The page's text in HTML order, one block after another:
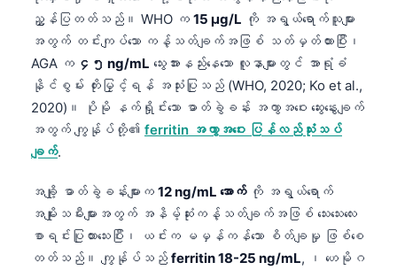
ညွှန်ပြတတ်သည်။ WHO က 15 µg/L ကို အရွယ်ရောက်သူများ
အတွက် တင်းကျပ်သော ကန့်သတ်ချက်အဖြစ် သတ်မှတ်ထားပြီး၊
AGA က ၄၅ ng/mL သွေးအားနည်းနေသော လူနာများတွင် အာရုံခံ
နိုင်စွမ်း တိုးမြှင့်ရန် အသုံးပြုသည် (WHO, 2020; Ko et al.,
2020)။ ပိုမို နက်ရှိုင်းသော ဓာတ်ခွဲခန်း အကွာအဝေး ဆွေးနွေးချက်
အတွက် ကျွန်ုပ်တို့၏ ferritin အကွာအဝေး ပြန်လည်သုံးသပ်
ချက်.
အချို့ ဓာတ်ခွဲခန်းများက 12 ng/mL အောက်ကို အရွယ်ရောက်
အမျိုးသမီးများအတွက် အနိမ့်ဆုံးကန့်သတ်ချက်အဖြစ် သေးသေးလေး
စာရင်းပြုထားသေးပြီး၊ ယင်းက မမှန်ကန်သော စိတ်ချမှု ဖြစ်စေ
တတ်သည်။ ကျွန်ုပ်သည် ferritin 18-25 ng/mL, ၊ ဟေမိုဂ